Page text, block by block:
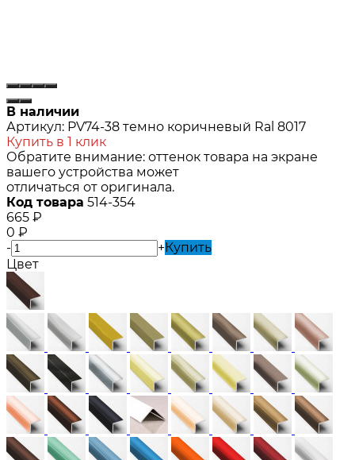
В наличии
Артикул: PV74-38 темно коричневый Ral 8017
Купить в 1 клик
Обратите внимание: оттенок товара на экране
вашего устройства может
отличаться от оригинала.
Код товара 514-354
665 ₽
0 ₽
-
+Купить
Цвет